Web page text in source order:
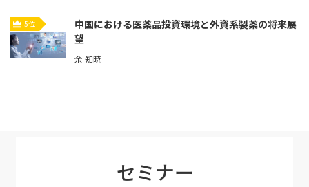
5位
中国における医薬品投資環境と外資系製薬の将来展
望
余 知暁
セミナー